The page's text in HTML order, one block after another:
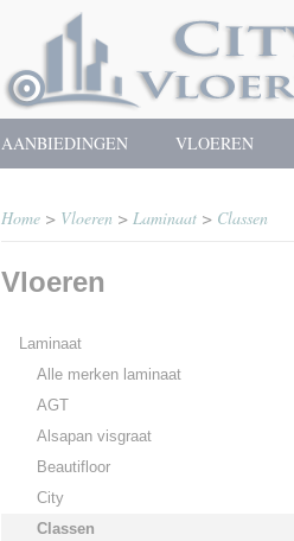
AANBIEDINGEN VLOEREN
Home > Vloeren > Laminaat > Classen
Vloeren
Laminaat
Alle merken laminaat
AGT
Alsapan visgraat
Beautifloor
City
Classen